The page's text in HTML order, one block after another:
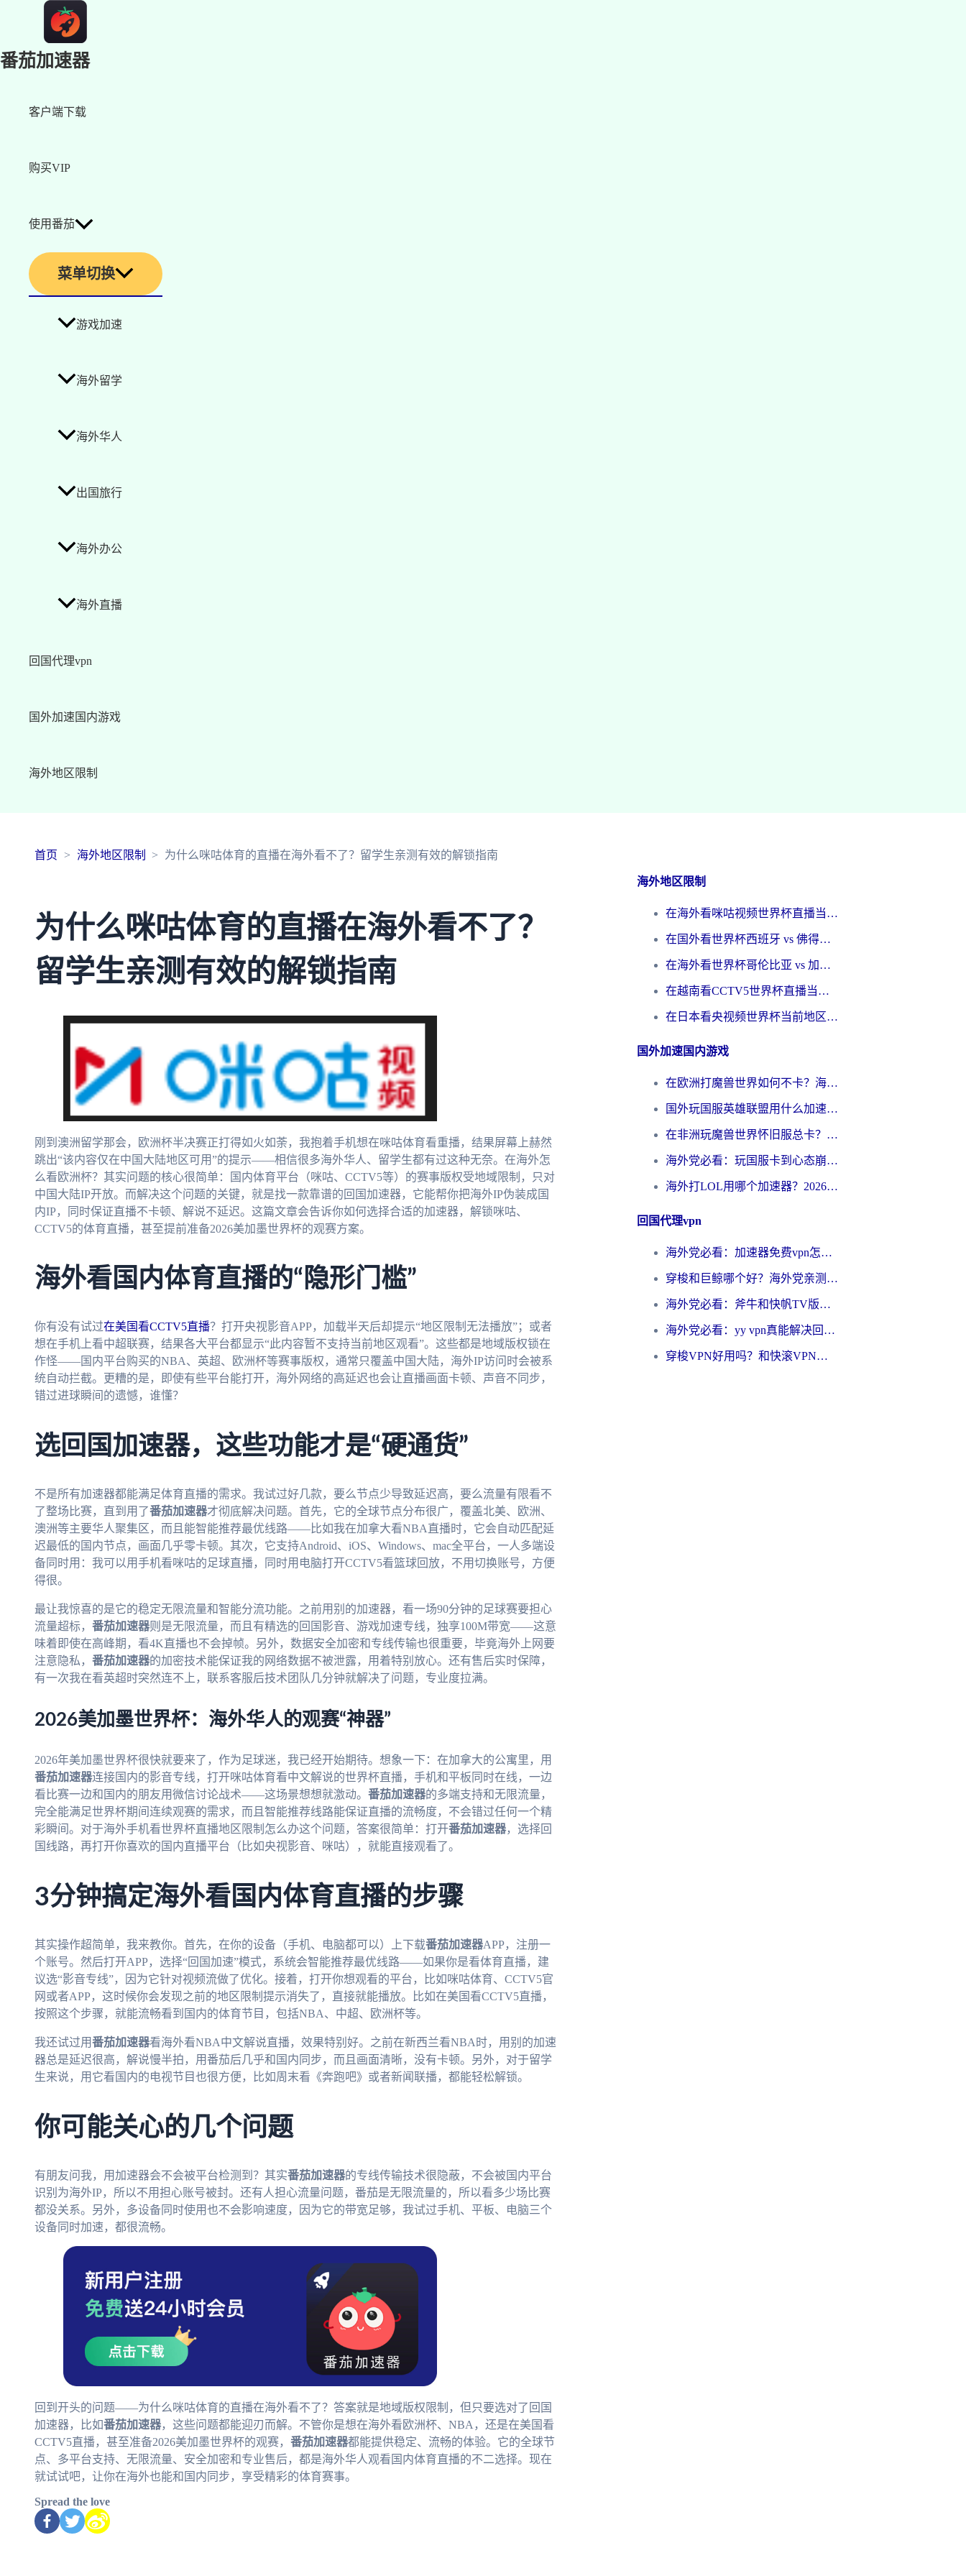
番茄加速器
客户端下载
购买VIP
使用番茄
菜单切换
游戏加速
海外留学
海外华人
出国旅行
海外办公
海外直播
回国代理vpn
国外加速国内游戏
海外地区限制
首页 海外地区限制 为什么咪咕体育的直播在海外看不了？留学生亲测有效的解锁指南
为什么咪咕体育的直播在海外看不了？
留学生亲测有效的解锁指南
刚到澳洲留学那会，欧洲杯半决赛正打得如火如荼，我抱着手机想在咪咕体育看重播，结果屏幕上赫然
跳出“该内容仅在中国大陆地区可用”的提示——相信很多海外华人、留学生都有过这种无奈。在海外怎
么看欧洲杯？其实问题的核心很简单：国内体育平台（咪咕、CCTV5等）的赛事版权受地域限制，只对
中国大陆IP开放。而解决这个问题的关键，就是找一款靠谱的回国加速器，它能帮你把海外IP伪装成国
内IP，同时保证直播不卡顿、解说不延迟。这篇文章会告诉你如何选择合适的加速器，解锁咪咕、
CCTV5的体育直播，甚至提前准备2026美加墨世界杯的观赛方案。
海外看国内体育直播的“隐形门槛”
你有没有试过在美国看CCTV5直播？打开央视影音APP，加载半天后却提示“地区限制无法播放”；或者
想在手机上看中超联赛，结果各大平台都显示“此内容暂不支持当前地区观看”。这些都是地域版权锁在
作怪——国内平台购买的NBA、英超、欧洲杯等赛事版权，通常只覆盖中国大陆，海外IP访问时会被系
统自动拦截。更糟的是，即使有些平台能打开，海外网络的高延迟也会让直播画面卡顿、声音不同步，
错过进球瞬间的遗憾，谁懂？
选回国加速器，这些功能才是“硬通货”
不是所有加速器都能满足体育直播的需求。我试过好几款，要么节点少导致延迟高，要么流量有限看不
了整场比赛，直到用了番茄加速器才彻底解决问题。首先，它的全球节点分布很广，覆盖北美、欧洲、
澳洲等主要华人聚集区，而且能智能推荐最优线路——比如我在加拿大看NBA直播时，它会自动匹配延
迟最低的国内节点，画面几乎零卡顿。其次，它支持Android、iOS、Windows、mac全平台，一人多端设
备同时用：我可以用手机看咪咕的足球直播，同时用电脑打开CCTV5看篮球回放，不用切换账号，方便
得很。
最让我惊喜的是它的稳定无限流量和智能分流功能。之前用别的加速器，看一场90分钟的足球赛要担心
流量超标， 番茄加速器则是无限流量，而且有精选的回国影音、游戏加速专线，独享100M带宽——这意
味着即使在高峰期，看4K直播也不会掉帧。另外，数据安全加密和专线传输也很重要，毕竟海外上网要
注意隐私， 番茄加速器的加密技术能保证我的网络数据不被泄露，用着特别放心。还有售后实时保障，
有一次我在看英超时突然连不上，联系客服后技术团队几分钟就解决了问题，专业度拉满。
2026美加墨世界杯：海外华人的观赛“神器”
2026年美加墨世界杯很快就要来了，作为足球迷，我已经开始期待。想象一下：在加拿大的公寓里，用
番茄加速器连接国内的影音专线，打开咪咕体育看中文解说的世界杯直播，手机和平板同时在线，一边
看比赛一边和国内的朋友用微信讨论战术——这场景想想就激动。 番茄加速器的多端支持和无限流量，
完全能满足世界杯期间连续观赛的需求，而且智能推荐线路能保证直播的流畅度，不会错过任何一个精
彩瞬间。对于海外手机看世界杯直播地区限制怎么办这个问题，答案很简单：打开番茄加速器，选择回
国线路，再打开你喜欢的国内直播平台（比如央视影音、咪咕），就能直接观看了。
3分钟搞定海外看国内体育直播的步骤
其实操作超简单，我来教你。首先，在你的设备（手机、电脑都可以）上下载番茄加速器APP，注册一
个账号。然后打开APP，选择“回国加速”模式，系统会智能推荐最优线路——如果你是看体育直播，建
议选“影音专线”，因为它针对视频流做了优化。接着，打开你想观看的平台，比如咪咕体育、CCTV5官
网或者APP，这时候你会发现之前的地区限制提示消失了，直接就能播放。比如在美国看CCTV5直播，
按照这个步骤，就能流畅看到国内的体育节目，包括NBA、中超、欧洲杯等。
我还试过用番茄加速器看海外看NBA中文解说直播，效果特别好。之前在新西兰看NBA时，用别的加速
器总是延迟很高，解说慢半拍，用番茄后几乎和国内同步，而且画面清晰，没有卡顿。另外，对于留学
生来说，用它看国内的电视节目也很方便，比如周末看《奔跑吧》或者新闻联播，都能轻松解锁。
你可能关心的几个问题
有朋友问我，用加速器会不会被平台检测到？其实番茄加速器的专线传输技术很隐蔽，不会被国内平台
识别为海外IP，所以不用担心账号被封。还有人担心流量问题，番茄是无限流量的，所以看多少场比赛
都没关系。另外，多设备同时使用也不会影响速度，因为它的带宽足够，我试过手机、平板、电脑三个
设备同时加速，都很流畅。
回到开头的问题——为什么咪咕体育的直播在海外看不了？答案就是地域版权限制，但只要选对了回国
加速器，比如番茄加速器，这些问题都能迎刃而解。不管你是想在海外看欧洲杯、NBA，还是在美国看
CCTV5直播，甚至准备2026美加墨世界杯的观赛， 番茄加速器都能提供稳定、流畅的体验。它的全球节
点、多平台支持、无限流量、安全加密和专业售后，都是海外华人观看国内体育直播的不二选择。现在
就试试吧，让你在海外也能和国内同步，享受精彩的体育赛事。
Spread the love
海外地区限制
在海外看咪咕视频世界杯直播当前IP受限制？这篇指南帮你搞定所有体育赛事观看难题
在国外看世界杯西班牙 vs 佛得角无法播放？这篇指南帮你解锁所有中文体育直播
在海外看世界杯哥伦比亚 vs 加纳当前IP受限制？这篇指南帮你流畅看中文解说赛事
在越南看CCTV5世界杯直播当前IP受限制？海外党体育观赛终极指南来了
在日本看央视频世界杯当前地区不可播放？海外党体育观赛终极指南
国外加速国内游戏
在欧洲打魔兽世界如何不卡？海外玩家的国服游戏加速终极攻略
国外玩国服英雄联盟用什么加速器好？海外党亲测有效的国服游戏加速指南
在非洲玩魔兽世界怀旧服总卡？别慌，这份指南帮你丝滑开荒
海外党必看：玩国服卡到心态崩？少女前线云图计划加速器免费推荐+碧蓝航线足球世界流畅攻略
海外打LOL用哪个加速器？2026实用指南：从延迟到设备适配，一篇解决你的国服游戏痛点
回国代理vpn
海外党必看：加速器免费vpn怎么选？3步教你无缝访问国内资源
穿梭和巨鲸哪个好？海外党亲测3款回国加速器，教你避开90%的坑
海外党必看：斧牛和快帆TV版哪个好？3分钟选对回国加速器，无缝刷B站、追热剧
海外党必看：yy vpn真能解决回国访问难题？附云极initap测评+免费方案对比
穿梭VPN好用吗？和快滚VPN对比哪个回国效果更好？海外党选回国加速器必看指南